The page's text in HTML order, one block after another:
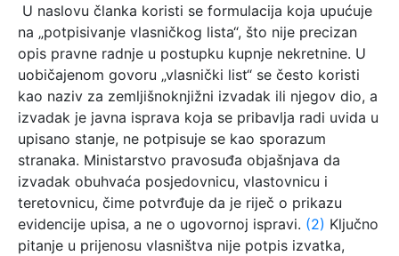
U naslovu članka koristi se formulacija koja upućuje
na „potpisivanje vlasničkog lista“, što nije precizan
opis pravne radnje u postupku kupnje nekretnine. U
uobičajenom govoru „vlasnički list“ se često koristi
kao naziv za zemljišnoknjižni izvadak ili njegov dio, a
izvadak je javna isprava koja se pribavlja radi uvida u
upisano stanje, ne potpisuje se kao sporazum
stranaka. Ministarstvo pravosuđa objašnjava da
izvadak obuhvaća posjedovnicu, vlastovnicu i
teretovnicu, čime potvrđuje da je riječ o prikazu
evidencije upisa, a ne o ugovornoj ispravi. (2) Ključno
pitanje u prijenosu vlasništva nije potpis izvatka,